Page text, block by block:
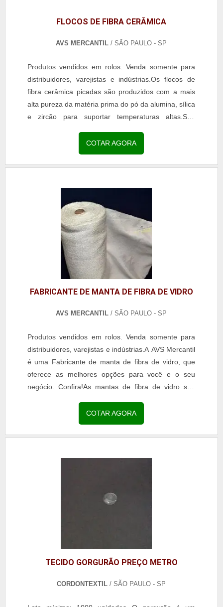
FLOCOS DE FIBRA CERÂMICA
AVS MERCANTIL / SÃO PAULO - SP
Produtos vendidos em rolos. Venda somente para
distribuidores, varejistas e indústrias.Os flocos de
fibra cerâmica picadas são produzidos com a mais
alta pureza da matéria prima do pó da alumina, sílica
e zircão para suportar temperaturas altas.Seu
COTAR AGORA
FABRICANTE DE MANTA DE FIBRA DE VIDRO
AVS MERCANTIL / SÃO PAULO - SP
Produtos vendidos em rolos. Venda somente para
distribuidores, varejistas e indústrias.A AVS Mercantil
é uma Fabricante de manta de fibra de vidro, que
oferece as melhores opções para você e o seu
negócio. Confira!As mantas de fibra de vidro são
COTAR AGORA
TECIDO GORGURÃO PREÇO METRO
CORDONTEXTIL / SÃO PAULO - SP